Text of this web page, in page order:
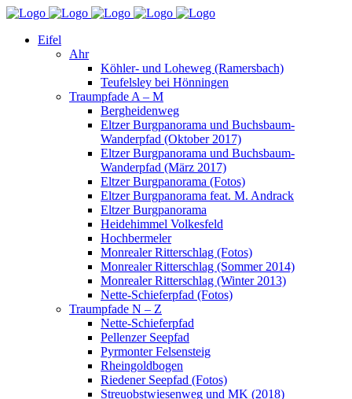
Eifel
Ahr
Köhler- und Loheweg (Ramersbach)
Teufelsley bei Hönningen
Traumpfade A – M
Bergheidenweg
Eltzer Burgpanorama und Buchsbaum-
Wanderpfad (Oktober 2017)
Eltzer Burgpanorama und Buchsbaum-
Wanderpfad (März 2017)
Eltzer Burgpanorama (Fotos)
Eltzer Burgpanorama feat. M. Andrack
Eltzer Burgpanorama
Heidehimmel Volkesfeld
Hochbermeler
Monrealer Ritterschlag (Fotos)
Monrealer Ritterschlag (Sommer 2014)
Monrealer Ritterschlag (Winter 2013)
Nette-Schieferpfad (Fotos)
Traumpfade N – Z
Nette-Schieferpfad
Pellenzer Seepfad
Pyrmonter Felsensteig
Rheingoldbogen
Riedener Seepfad (Fotos)
Streuobstwiesenweg und MK (2018)